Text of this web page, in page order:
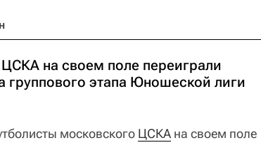
на своем поле переиграли
группового этапа Юношеской лиги
московского ЦСКА на своем поле